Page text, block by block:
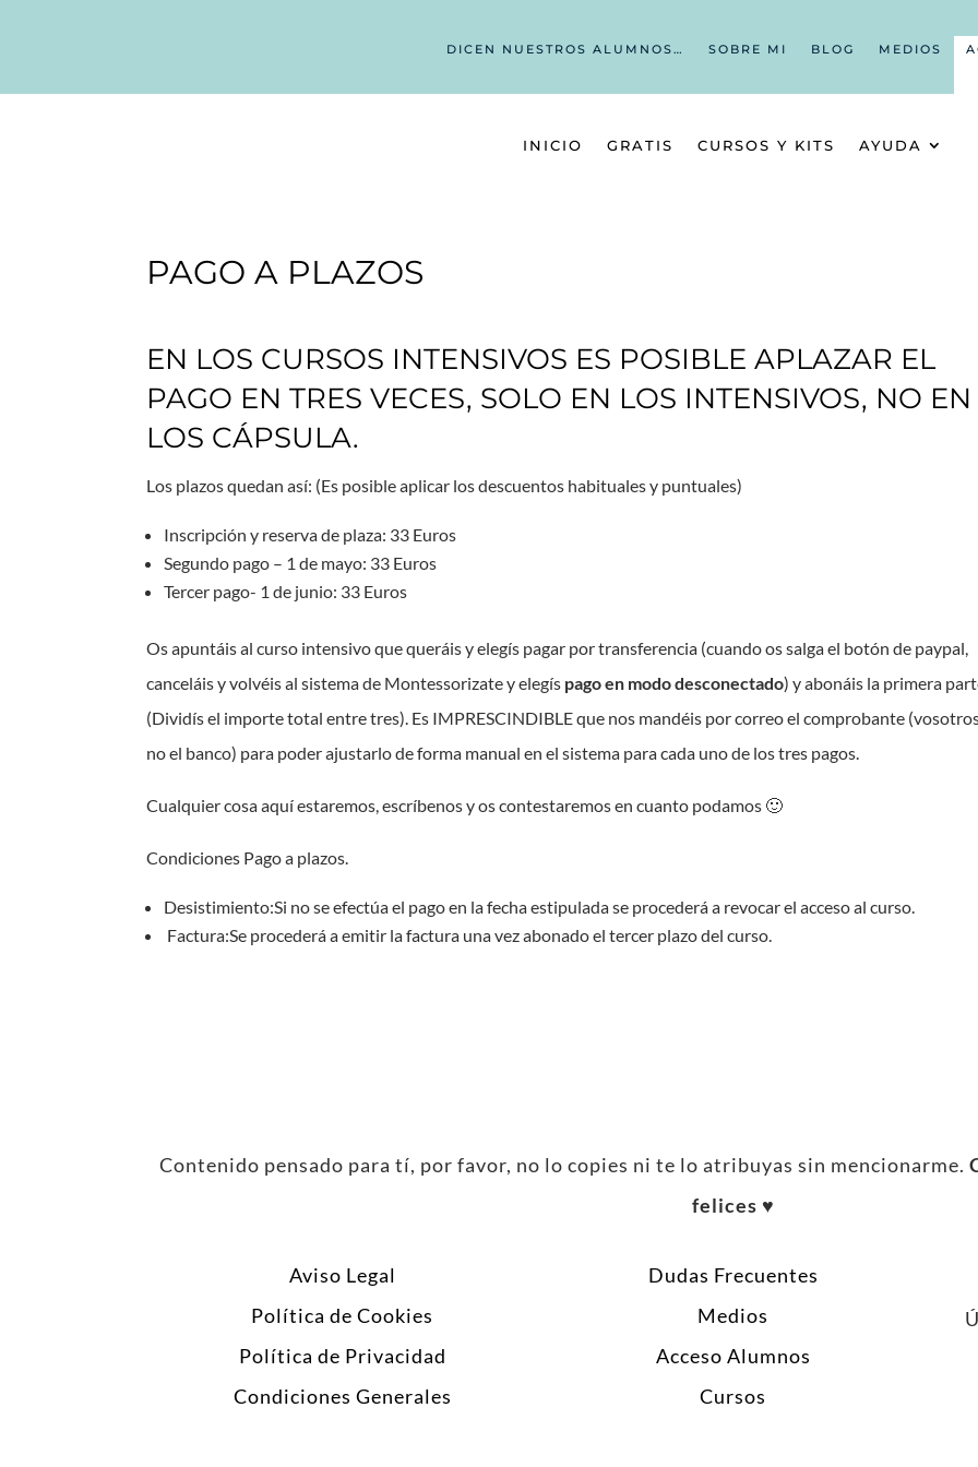
DICEN NUESTROS ALUMNOS… SOBRE MI BLOG MEDIOS
INICIO GRATIS CURSOS Y KITS AYUDA
PAGO A PLAZOS
EN LOS CURSOS INTENSIVOS ES POSIBLE APLAZAR EL
PAGO EN TRES VECES, SOLO EN LOS INTENSIVOS, NO EN
LOS CÁPSULA.
Los plazos quedan así: (Es posible aplicar los descuentos habituales y puntuales)
Inscripción y reserva de plaza: 33 Euros
Segundo pago – 1 de mayo: 33 Euros
Tercer pago- 1 de junio: 33 Euros
Os apuntáis al curso intensivo que queráis y elegís pagar por transferencia (cuando os salga el botón de paypal,
canceláis y volvéis al sistema de Montessorizate y elegís pago en modo desconectado) y abonáis la primera
(Dividís el importe total entre tres). Es IMPRESCINDIBLE que nos mandéis por correo el comprobante
no el banco) para poder ajustarlo de forma manual en el sistema para cada uno de los tres pagos.
Cualquier cosa aquí estaremos, escríbenos y os contestaremos en cuanto podamos 🙂
Condiciones Pago a plazos.
Desistimiento:Si no se efectúa el pago en la fecha estipulada se procederá a revocar el acceso al curso.
Factura:Se procederá a emitir la factura una vez abonado el tercer plazo del curso.
Contenido pensado para tí, por favor, no lo copies ni te lo atribuyas sin mencionarme.
felices ♥︎
Aviso Legal
Política de Cookies
Política de Privacidad
Condiciones Generales
Dudas Frecuentes
Medios
Acceso Alumnos
Cursos